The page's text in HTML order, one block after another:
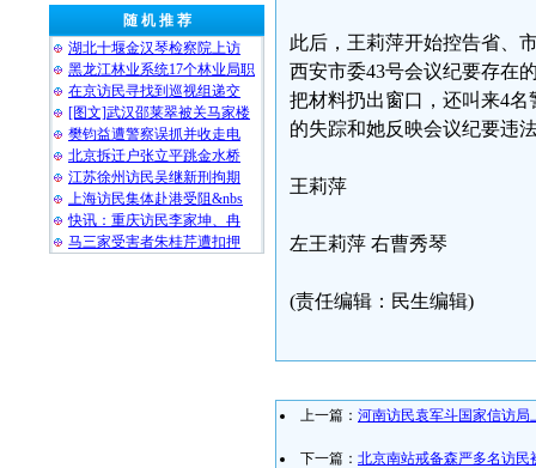
随 机 推 荐
湖北十堰金汉琴检察院上访
黑龙江林业系统17个林业局职
在京访民寻找到巡视组递交
[图文]武汉邵莱翠被关马家楼
樊钧益遭警察误抓并收走电
北京拆迁户张立平跳金水桥
江苏徐州访民吴继新刑拘期
上海访民集体赴港受阻&nbs
快讯：重庆访民李家坤、冉
马三家受害者朱桂芹遭扣押
此后，王莉萍开始控告省、
西安市委43号会议纪要存在
把材料扔出窗口，还叫来4
的失踪和她反映会议纪要违
王莉萍
左王莉萍 右曹秀琴
(责任编辑：民生编辑)
上一篇： 河南访民袁军斗国家信访局
下一篇： 北京南站戒备森严多名访民